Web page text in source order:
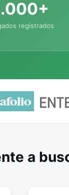
registrados
a